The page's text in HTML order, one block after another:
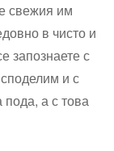
свежия им
в чисто и
запознаете с
и с
пода, а с това